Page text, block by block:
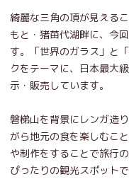
綺麗な三角の頂が見える
もと・猪苗代湖畔に、今
す。「世界のガラス」と
クをテーマに、日本最大
示・販売しています。
磐梯山を背景にレンガ造
がら地元の食を楽しむこ
や制作をすることで旅行
ぴったりの観光スポットで